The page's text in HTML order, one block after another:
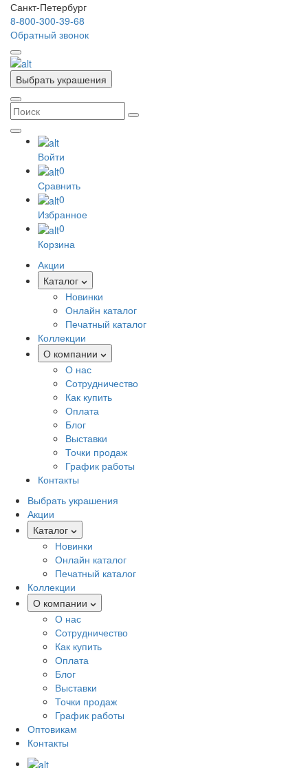
Санкт-Петербург
8-800-300-39-68
Обратный звонок
Выбрать украшения
Войти
0
Сравнить
0
Избранное
0
Корзина
Акции
Каталог
Новинки
Онлайн каталог
Печатный каталог
Коллекции
О компании
О нас
Сотрудничество
Как купить
Оплата
Блог
Выставки
Точки продаж
График работы
Контакты
Выбрать украшения
Акции
Каталог
Новинки
Онлайн каталог
Печатный каталог
Коллекции
О компании
О нас
Сотрудничество
Как купить
Оплата
Блог
Выставки
Точки продаж
График работы
Оптовикам
Контакты